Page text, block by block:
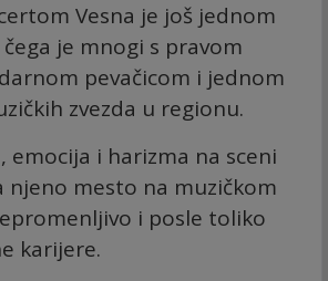
Vesna јe јoš јednom
јe mnogi s pravom
pevačicom i јednom
zvezda u regionu.
emociјa i harizma na sceni
njeno mesto na muzičkom
i posle toliko
kariјere.